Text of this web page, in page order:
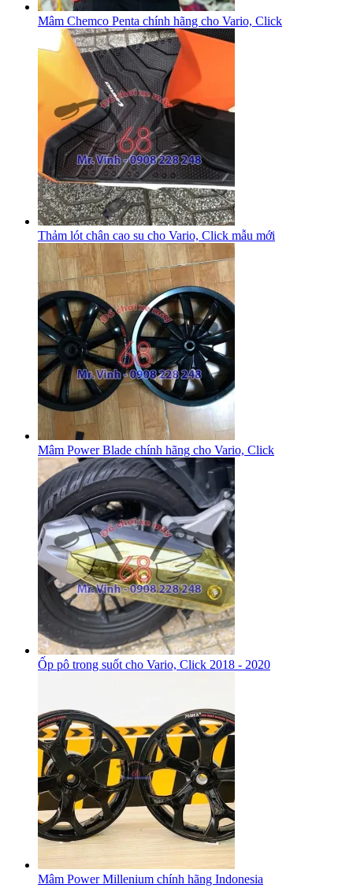
Mâm Chemco Penta chính hãng cho Vario, Click
Thảm lót chân cao su cho Vario, Click mẫu mới
Mâm Power Blade chính hãng cho Vario, Click
Ốp pô trong suốt cho Vario, Click 2018 - 2020
Mâm Power Millenium chính hãng Indonesia